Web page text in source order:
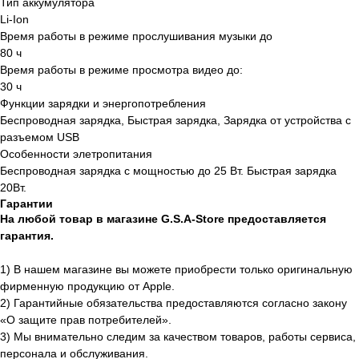
Тип аккумулятора
Li-Ion
Время работы в режиме прослушивания музыки до
80 ч
Время работы в режиме просмотра видео до:
30 ч
Функции зарядки и энергопотребления
Беспроводная зарядка, Быстрая зарядка, Зарядка от устройства с
разъемом USB
Особенности элетропитания
Беспроводная зарядка с мощностью до 25 Вт. Быстрая зарядка
20Вт.
Гарантии
На любой товар в магазине G.S.A-Store предоставляется
гарантия.
1) В нашем магазине вы можете приобрести только оригинальную
фирменную продукцию от Apple.
2) Гарантийные обязательства предоставляются согласно закону
«О защите прав потребителей».
3) Мы внимательно следим за качеством товаров, работы сервиса,
персонала и обслуживания.
Контакты
+7 (927) 160-22-27
улица 30 лет Победы, 156
Саратовская область, Балашов,
улица Энтузиастов, 1 "ТРЦ
Пассаж"
Пн-Вс 09:00 - 20:00
Пн-Сб 10:00 - 19:00
ИП Галактионов Александр Сергеевич
ИНН 644005903502
ОГРНИП 324645700025964